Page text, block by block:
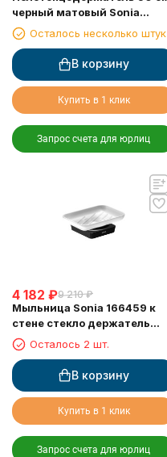
черный матовый Sonia
166411Осталось несколько штук
В корзину
Купить в 1 клик
Запрос счета для юрлиц
4 182 ₽9 210 ₽
Мыльница Sonia 166459 к
стене стекло держатель
черный матовый
Осталось 2 шт.
В корзину
Купить в 1 клик
Запрос счета для юрлиц